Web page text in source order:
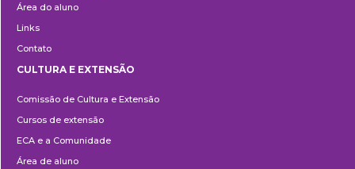
Área do aluno
Links
Contato
e
Extensão
CULTURA E EXTENSÃO
Comissão de Cultura e Extensão
Cursos de extensão
ECA e a Comunidade
Área de aluno